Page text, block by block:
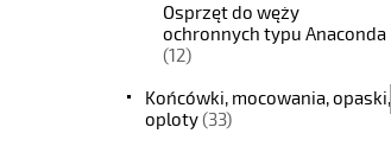
Osprzęt do węży
ochronnych typu Anaconda
(12)
Końcówki, mocowania, opaski,
oploty(33)